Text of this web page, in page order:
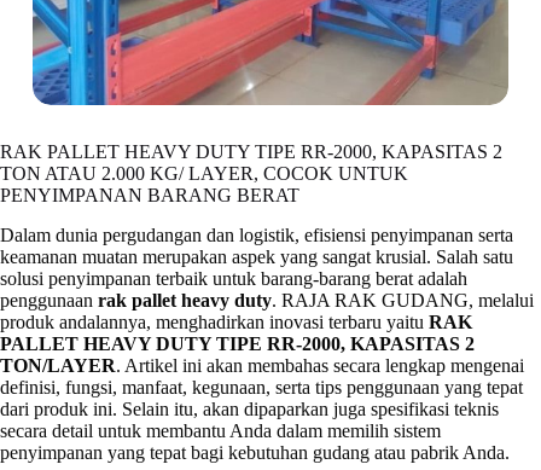
RAK PALLET HEAVY DUTY TIPE RR-2000, KAPASITAS 2
TON ATAU 2.000 KG/ LAYER, COCOK UNTUK
PENYIMPANAN BARANG BERAT
Dalam dunia pergudangan dan logistik, efisiensi penyimpanan serta
keamanan muatan merupakan aspek yang sangat krusial. Salah satu
solusi penyimpanan terbaik untuk barang-barang berat adalah
penggunaan rak pallet heavy duty. RAJA RAK GUDANG, melalui
produk andalannya, menghadirkan inovasi terbaru yaitu RAK
PALLET HEAVY DUTY TIPE RR-2000, KAPASITAS 2
TON/LAYER. Artikel ini akan membahas secara lengkap mengenai
definisi, fungsi, manfaat, kegunaan, serta tips penggunaan yang tepat
dari produk ini. Selain itu, akan dipaparkan juga spesifikasi teknis
secara detail untuk membantu Anda dalam memilih sistem
penyimpanan yang tepat bagi kebutuhan gudang atau pabrik Anda.